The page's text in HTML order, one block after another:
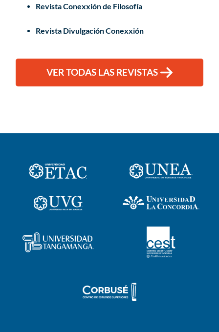
Revista Conexxión de Filosofía
Revista Divulgación Conexxión
VER TODAS LAS REVISTAS